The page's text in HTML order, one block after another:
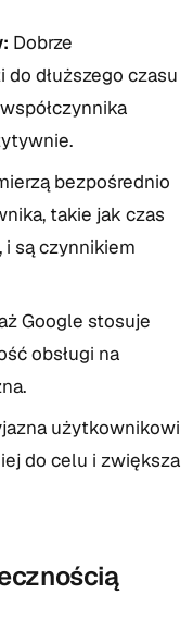
Dobrze
dłuższego czasu
bezpośrednio
takie jak czas
i są czynnikiem
Google stosuje
obsługi na
użytkownikowi
do celu i zwiększa